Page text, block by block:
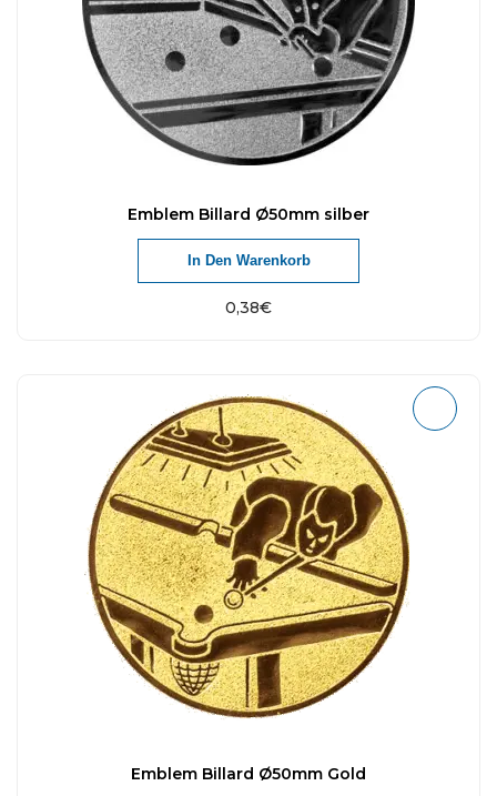
Emblem Billard Ø50mm silber
0,38€
In Den Warenkorb
Emblem Billard Ø50mm Gold